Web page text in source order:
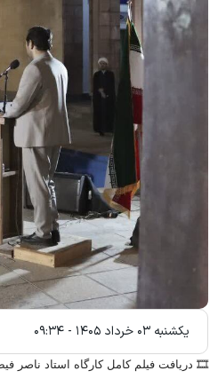
يکشنبه ۰۳ خرداد ۱۴۰۵ - ۰۹:۳۴
🎞 دریافت فیلم کامل کارگاه استاد ناصر
آثار گرافیکی وعده صادق ۳ - محمدرضا خسروانی